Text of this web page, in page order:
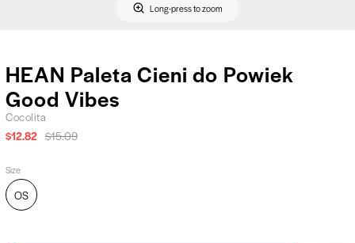
Long-press to zoom
HEAN Paleta Cieni do Powiek
Good Vibes
Cocolita
$12.82 $15.09
Size
OS